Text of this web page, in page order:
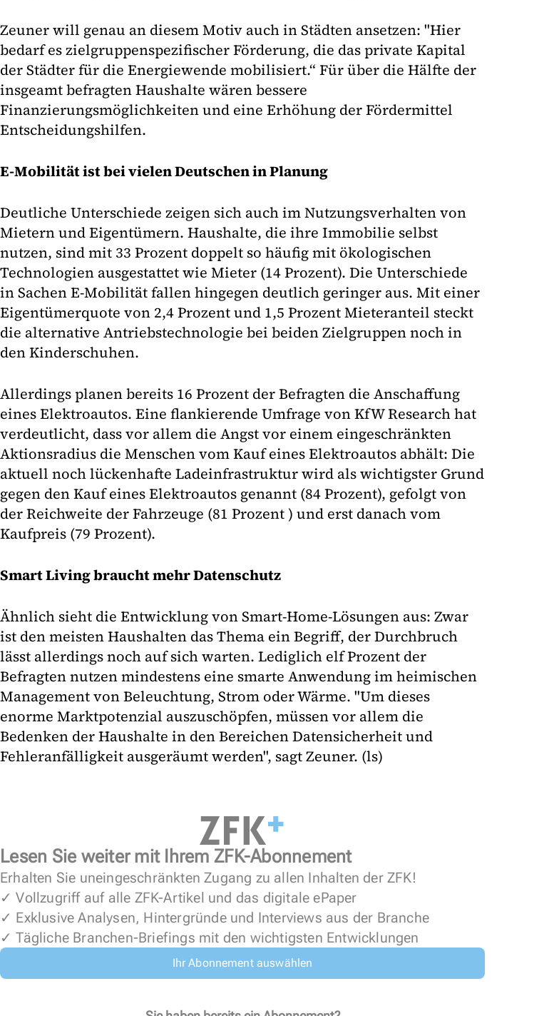
Zeuner will genau an diesem Motiv auch in Städten ansetzen: "Hier
bedarf es zielgruppenspezifischer Förderung, die das private Kapital
der Städter für die Energiewende mobilisiert.“ Für über die Hälfte der
insgeamt befragten Haushalte wären bessere
Finanzierungsmöglichkeiten und eine Erhöhung der Fördermittel
Entscheidungshilfen.
E-Mobilität ist bei vielen Deutschen in Planung
Deutliche Unterschiede zeigen sich auch im Nutzungsverhalten von
Mietern und Eigentümern. Haushalte, die ihre Immobilie selbst
nutzen, sind mit 33 Prozent doppelt so häufig mit ökologischen
Technologien ausgestattet wie Mieter (14 Prozent). Die Unterschiede
in Sachen E-Mobilität fallen hingegen deutlich geringer aus. Mit einer
Eigentümerquote von 2,4 Prozent und 1,5 Prozent Mieteranteil steckt
die alternative Antriebstechnologie bei beiden Zielgruppen noch in
den Kinderschuhen.
Allerdings planen bereits 16 Prozent der Befragten die Anschaffung
eines Elektroautos. Eine flankierende Umfrage von KfW Research hat
verdeutlicht, dass vor allem die Angst vor einem eingeschränkten
Aktionsradius die Menschen vom Kauf eines Elektroautos abhält: Die
aktuell noch lückenhafte Ladeinfrastruktur wird als wichtigster Grund
gegen den Kauf eines Elektroautos genannt (84 Prozent), gefolgt von
der Reichweite der Fahrzeuge (81 Prozent ) und erst danach vom
Kaufpreis (79 Prozent).
Smart Living braucht mehr Datenschutz
Ähnlich sieht die Entwicklung von Smart-Home-Lösungen aus: Zwar
ist den meisten Haushalten das Thema ein Begriff, der Durchbruch
lässt allerdings noch auf sich warten. Lediglich elf Prozent der
Befragten nutzen mindestens eine smarte Anwendung im heimischen
Management von Beleuchtung, Strom oder Wärme. "Um dieses
enorme Marktpotenzial auszuschöpfen, müssen vor allem die
Bedenken der Haushalte in den Bereichen Datensicherheit und
Fehleranfälligkeit ausgeräumt werden", sagt Zeuner. (ls)
Lesen Sie weiter mit Ihrem ZFK-Abonnement
Erhalten Sie uneingeschränkten Zugang zu allen Inhalten der ZFK!
✓ Vollzugriff auf alle ZFK-Artikel und das digitale ePaper
✓ Exklusive Analysen, Hintergründe und Interviews aus der Branche
✓ Tägliche Branchen-Briefings mit den wichtigsten Entwicklungen
Ihr Abonnement auswählen